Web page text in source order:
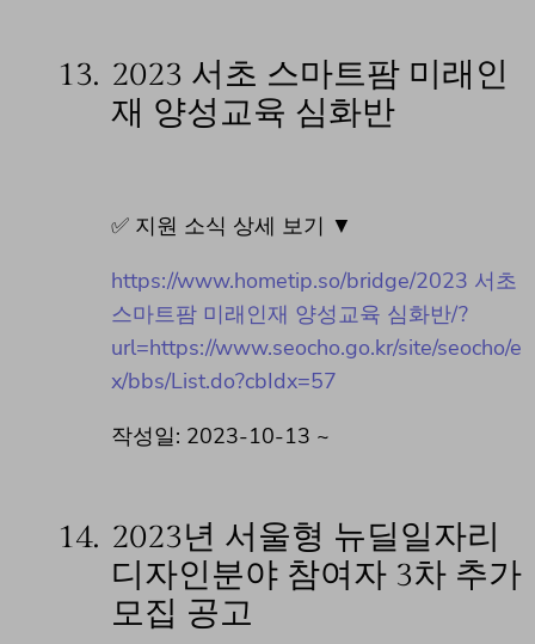
13. 2023 서초 스마트팜 미래인
재 양성교육 심화반
✅ 지원 소식 상세 보기 ▼
https://www.hometip.so/bridge/2023 서초
스마트팜 미래인재 양성교육 심화반/?
url=https://www.seocho.go.kr/site/seocho/e
x/bbs/List.do?cbIdx=57
작성일: 2023-10-13 ~
14. 2023년 서울형 뉴딜일자리
디자인분야 참여자 3차 추가
모집 공고